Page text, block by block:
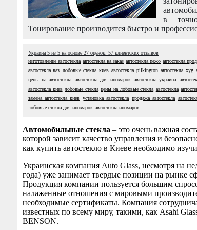
в
Тонирование производится быстро и
Украина 5 из 5 на основе 27 оценок. 57 клиентских отзывов
изготовление автостекла автостекла на заказ автостекла пежо автостекла
автостекла ваз
лобовые стекла киев автостекла pilkington автостекла xyg
цены на автостекла
автостекла для иномарок автостекла украина
автостекла киев лобовые стекла цены на лобовые стекла автостекла
замена автостекла киев установка автостекла продажа автостекла
лобовые стекла для иномарок автостекла иномарок
Автомобильные стекла – это очень важная
которой зависит качество управления и
как купить автостекло в Киеве необходимо
Украинская компания Auto Glass, несмотря на
года) уже занимает твердые позиции на рынке
Продукция компании пользуется большим
налаженные отношения с мировыми
необходимые сертификаты. Компания
известных по всему миру, такими, как Asahi
BENSON.